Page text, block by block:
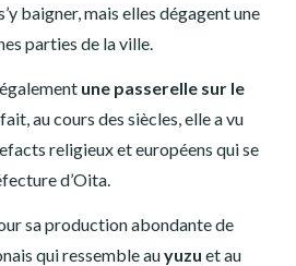
baigner, mais elles dégagent une
parties de la ville.
une passerelle sur le
fait, au cours des siècles, elle a vu
religieux et européens qui se
d’Oita.
sa production abondante de
qui ressemble auyuzu et au